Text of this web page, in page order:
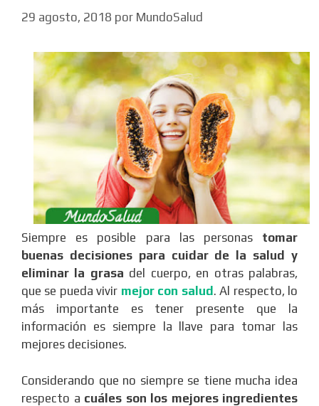
29 agosto, 2018 por MundoSalud
Siempre es posible para las personas tomar
buenas decisiones para cuidar de la salud y
eliminar la grasa del cuerpo, en otras palabras,
que se pueda vivir mejor con salud . Al respecto, lo
más importante es tener presente que la
información es siempre la llave para tomar las
mejores decisiones.
Considerando que no siempre se tiene mucha idea
respecto a cuáles son los mejores ingredientes